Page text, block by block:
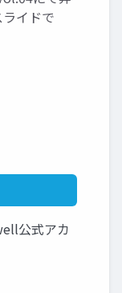
イドで
公式アカ